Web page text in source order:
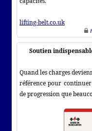
lifting-belt.co.uk
Soutien
Quand les charges
référence pour
de progression que